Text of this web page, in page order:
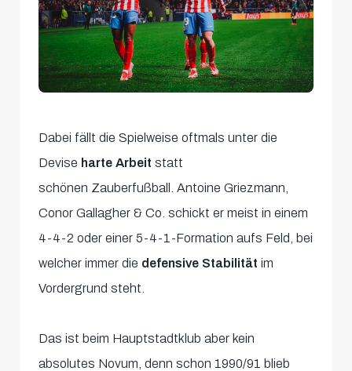
Dabei fällt die Spielweise oftmals unter die
Devise harte Arbeitstatt
schönen Zauberfußball. Antoine Griezmann,
Conor Gallagher & Co. schickt er meist in einem
4-4-2 oder einer 5-4-1-Formation aufs Feld, bei
welcher immer die defensive Stabilitätim
Vordergrund steht.
Das ist beim Hauptstadtklub aber kein
absolutes Novum, denn schon 1990/91 blieb